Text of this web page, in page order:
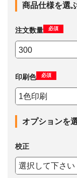
商品仕様を選
注文数量 必須
印刷色 必須
オプションを
校正